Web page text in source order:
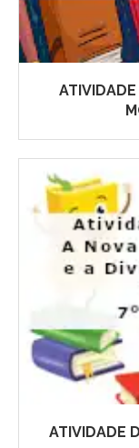
ATIVIDADE